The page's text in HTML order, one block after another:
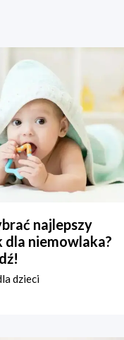
najlepszy
dla niemowlaka?
dzieci